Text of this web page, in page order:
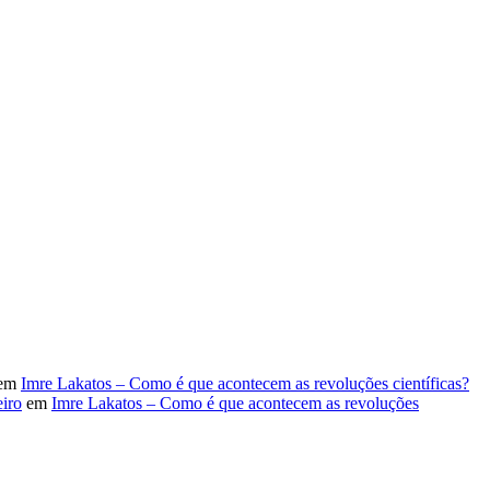
Imre Lakatos – Como é que acontecem as revoluções científicas?
em Imre Lakatos – Como é que acontecem as revoluções